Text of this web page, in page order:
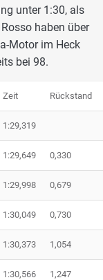
unter 1:30, als
haben über
Motor im Heck
bei 98.
Zeit Rückstand
1:29,319
1:29,649 0,330
1:29,998 0,679
1:30,049 0,730
1:30,373 1,054
1:30,566 1,247